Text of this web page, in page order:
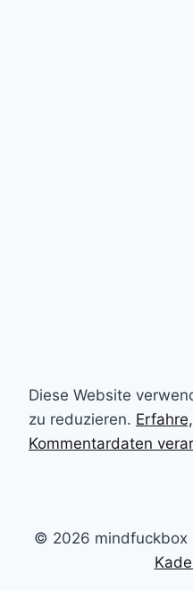
Diese Website
zu reduzieren.
Kommentardaten
© 2026 mindfuckbox